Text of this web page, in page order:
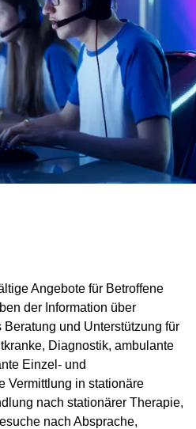
Angebote für Betroffene
der Information über
und Unterstützung für
Diagnostik, ambulante
Einzel- und
Vermittlung in stationäre
nach stationärer Therapie,
nach Absprache,